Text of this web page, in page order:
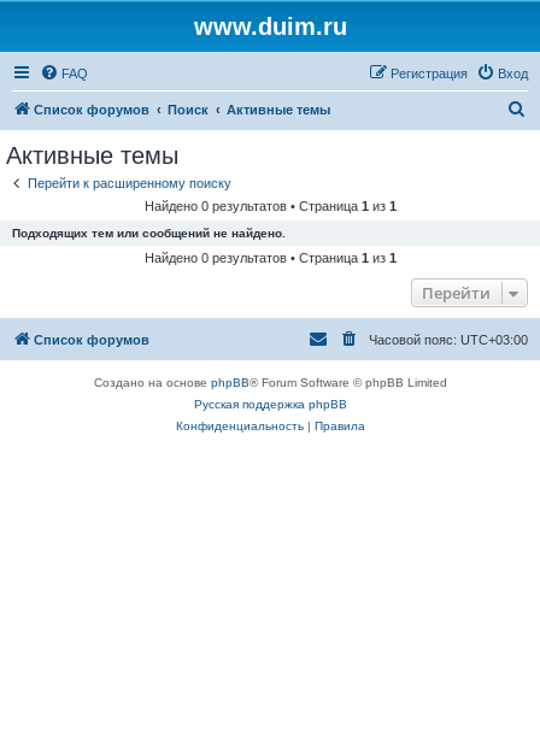
www.duim.ru
FAQ Вход
Регистрация
Список форумов Поиск Активные темы
Активные темы
Перейти к расширенному поиску
Найдено 0 результатов • Страница 1 из 1
Подходящих тем или сообщений не найдено.
Найдено 0 результатов • Страница 1 из 1
Перейти
Список форумов Часовой пояс: UTC+03:00
Создано на основе phpBB® Forum Software © phpBB Limited
Русская поддержка phpBB
Конфиденциальность| Правила